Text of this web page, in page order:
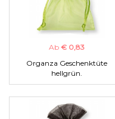
Ab € 0,83
Organza Geschenktüte
hellgrün.